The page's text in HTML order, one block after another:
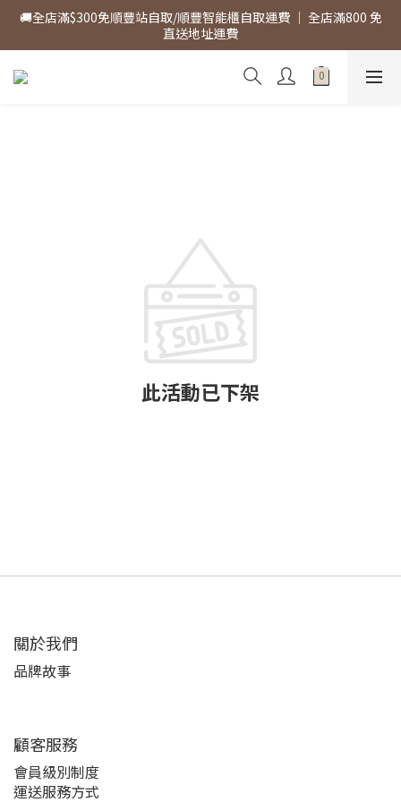
🚚全店滿$300免順豐站自取/順豐智能櫃自取運費 ｜ 全店滿800 免
直送地址運費
🚚全店滿$300免順豐站自取/順豐智能櫃自取運費 ｜ 全店滿800 免
直送地址運費
加入whatsapp社群獲取更多獨家優惠
此活動已下架
關於我們
品牌故事
顧客服務
會員級別制度
運送服務方式